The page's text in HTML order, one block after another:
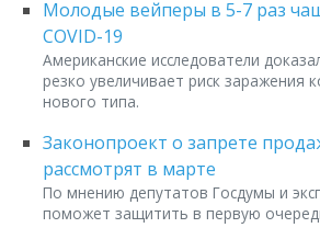
Молодые вейперы в 5-7 раз
COVID-19
Американские исследователи
резко увеличивает риск заражения
нового типа.
Законопроект о запрете
рассмотрят в марте
По мнению депутатов Госдумы и
поможет защитить в первую